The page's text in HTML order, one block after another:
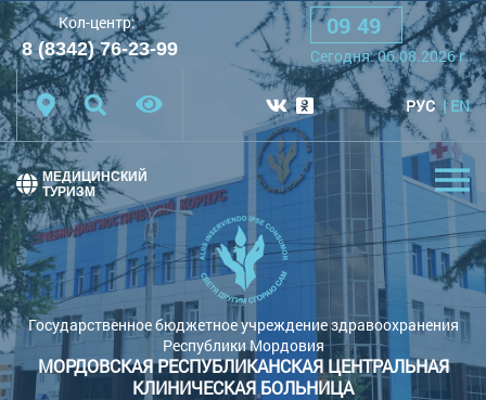
Шрифт: A A A
Цветовая схема: Черная схема
Обычный сайт
Кол-центр:
8 (8342) 76-23-99
09 49
Cегодня:06.08.2026г.
РУС EN
Государственное бюджетное учреждение здравоохранения
Республики Мордовия
МОРДОВСКАЯ РЕСПУБЛИКАНСКАЯ ЦЕНТРАЛЬНАЯ
КЛИНИЧЕСКАЯ БОЛЬНИЦА
МЕДИЦИНСКИЙ
ТУРИЗМ